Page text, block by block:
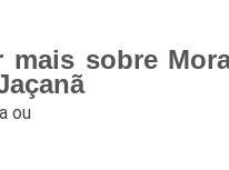
mais sobre
ou